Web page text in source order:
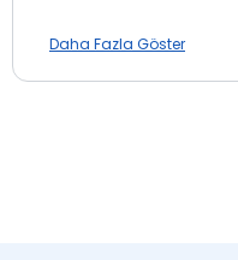
Grand Berti Otel, sizin
Daha Fazla Göster